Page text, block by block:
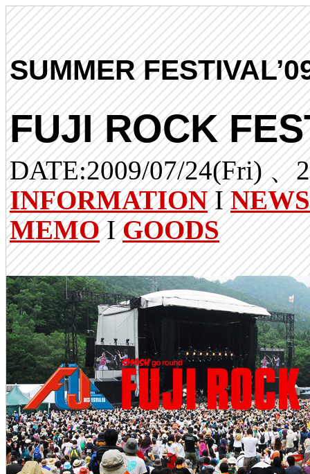
SUMMER
FUJI ROCK
DATE:2009/07/24(Fri) 、
INFORMATIONINEWS
MEMOIGOODS